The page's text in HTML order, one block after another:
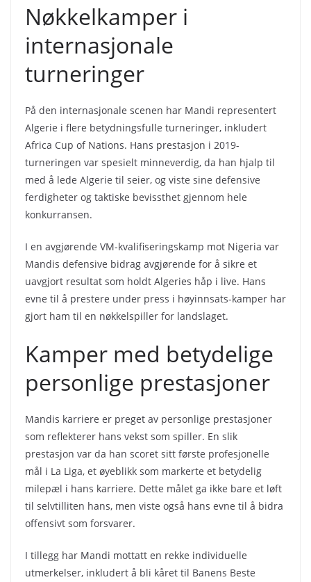
Nøkkelkamper i
internasjonale
turneringer
På den internasjonale scenen har Mandi representert
Algerie i flere betydningsfulle turneringer, inkludert
Africa Cup of Nations. Hans prestasjon i 2019-
turneringen var spesielt minneverdig, da han hjalp til
med å lede Algerie til seier, og viste sine defensive
ferdigheter og taktiske bevissthet gjennom hele
konkurransen.
I en avgjørende VM-kvalifiseringskamp mot Nigeria var
Mandis defensive bidrag avgjørende for å sikre et
uavgjort resultat som holdt Algeries håp i live. Hans
evne til å prestere under press i høyinnsats-kamper har
gjort ham til en nøkkelspiller for landslaget.
Kamper med betydelige
personlige prestasjoner
Mandis karriere er preget av personlige prestasjoner
som reflekterer hans vekst som spiller. En slik
prestasjon var da han scoret sitt første profesjonelle
mål i La Liga, et øyeblikk som markerte et betydelig
milepæl i hans karriere. Dette målet ga ikke bare et løft
til selvtilliten hans, men viste også hans evne til å bidra
offensivt som forsvarer.
I tillegg har Mandi mottatt en rekke individuelle
utmerkelser, inkludert å bli kåret til Banens Beste